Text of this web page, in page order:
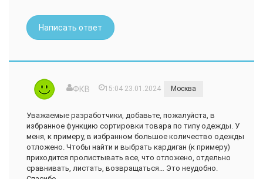
Написать ответ
ФКВ 15:04 23.01.2024 Москва
Уважаемые разработчики, добавьте, пожалуйста, в
избранное функцию сортировки товара по типу одежды. У
меня, к примеру, в избранном большое количество одежды
отложено. Чтобы найти и выбрать кардиган (к примеру)
приходится пролистывать все, что отложено, отдельно
сравнивать, листать, возвращаться… Это неудобно.